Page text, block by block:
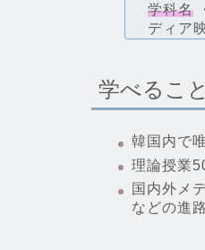
学科名
ディア
学べること
韓国内で
理論授業
国内外メ
などの進